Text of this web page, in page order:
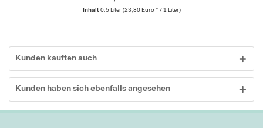
Inhalt 0.5 Liter (23,80 Euro * / 1 Liter)
Kunden kauften auch
Kunden haben sich ebenfalls angesehen